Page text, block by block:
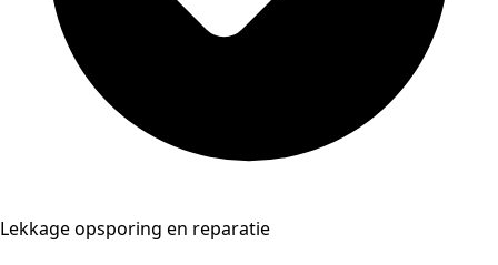
Lekkage opsporing en reparatie